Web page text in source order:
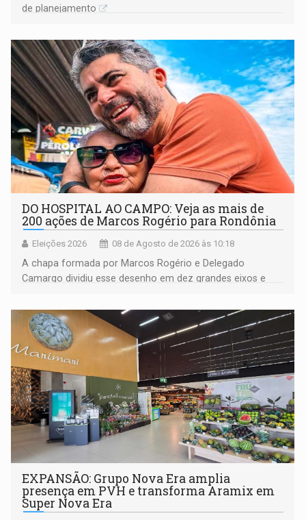
de planejamento
DO HOSPITAL AO CAMPO: Veja as mais de
200 ações de Marcos Rogério para Rondônia
Eleições 2026 08 de Agosto de 2026 às 10:18
A chapa formada por Marcos Rogério e Delegado
Camargo dividiu esse desenho em dez grandes eixos e
EXPANSÃO: Grupo Nova Era amplia
presença em PVH e transforma Aramix em
Super Nova Era